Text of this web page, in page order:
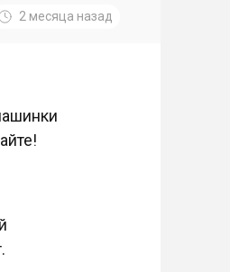
2 месяца назад